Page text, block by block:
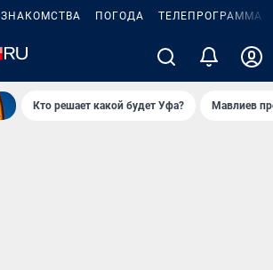
ЗНАКОМСТВА ПОГОДА ТЕЛЕПРОГРАММА
Кто решает какой будет Уфа? Мавлиев